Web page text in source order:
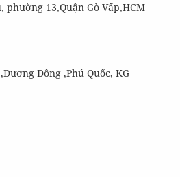
phường 13,Quận Gò Vấp,HCM
Đông ,Phú Quốc, KG